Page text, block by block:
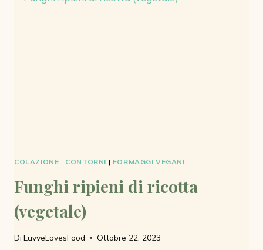
COLAZIONE | CONTORNI | FORMAGGI VEGANI
Funghi ripieni di ricotta
(vegetale)
Di LuvveLovesFood Ottobre 22, 2023